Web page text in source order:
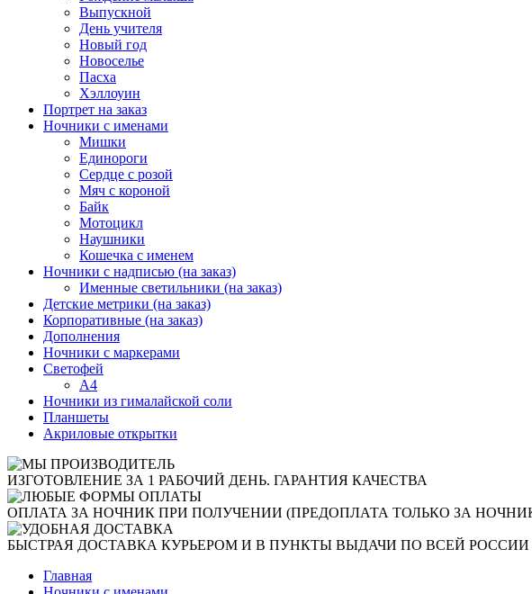
Выпускной
День учителя
Новый год
Новоселье
Пасха
Хэллоуин
Портрет на заказ
Ночники с именами
Мишки
Единороги
Сердце с розой
Мяч с короной
Байк
Мотоцикл
Наушники
Кошечка с именем
Ночники с надписью (на заказ)
Именные светильники (на заказ)
Детские метрики (на заказ)
Корпоративные (на заказ)
Дополнения
Ночники с маркерами
Светофей
А4
Ночники из гималайской соли
Планшеты
Акриловые открытки
ИЗГОТОВЛЕНИЕ ЗА 1 РАБОЧИЙ ДЕНЬ. ГАРАНТИЯ КАЧЕСТВА
ОПЛАТА ЗА НОЧНИК ПРИ ПОЛУЧЕНИИ (ПРЕДОПЛАТА ТОЛЬКО ЗА
БЫСТРАЯ ДОСТАВКА КУРЬЕРОМ И В ПУНКТЫ ВЫДАЧИ ПО ВСЕЙ РОССИИ
Главная